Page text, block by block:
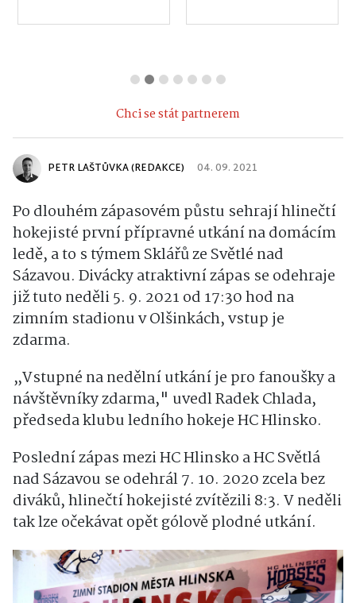
Chci se stát partnerem
PETR LAŠTŮVKA (REDAKCE) 04. 09. 2021
Po dlouhém zápasovém půstu sehrají hlinečtí
hokejisté první přípravné utkání na domácím
ledě, a to s týmem Sklářů ze Světlé nad
Sázavou. Divácky atraktivní zápas se odehraje
již tuto neděli 5. 9. 2021 od 17:30 hod na
zimním stadionu v Olšinkách, vstup je
zdarma.
„Vstupné na nedělní utkání je pro fanoušky a
návštěvníky zdarma," uvedl Radek Chlada,
předseda klubu ledního hokeje HC Hlinsko.
Poslední zápas mezi HC Hlinsko a HC Světlá
nad Sázavou se odehrál 7. 10. 2020 zcela bez
diváků, hlinečtí hokejisté zvítězili 8:3. V neděli
tak lze očekávat opět gólově plodné utkání.